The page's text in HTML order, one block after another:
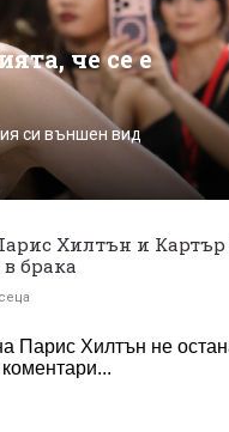
че се е
си външен вид
Хилтън и Картър
брака
Парис Хилтън не
Аржентина
подкрепата си
Инфантино
Формула 1